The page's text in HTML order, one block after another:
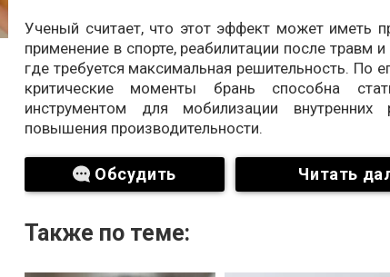
Ученый считает, что этот эффект может иметь
применение в спорте, реабилитации после травм и
где требуется максимальная решительность. По
критические моменты брань способна
инструментом для мобилизации внутренних
повышения производительности.
Обсудить Читать
Также по теме: